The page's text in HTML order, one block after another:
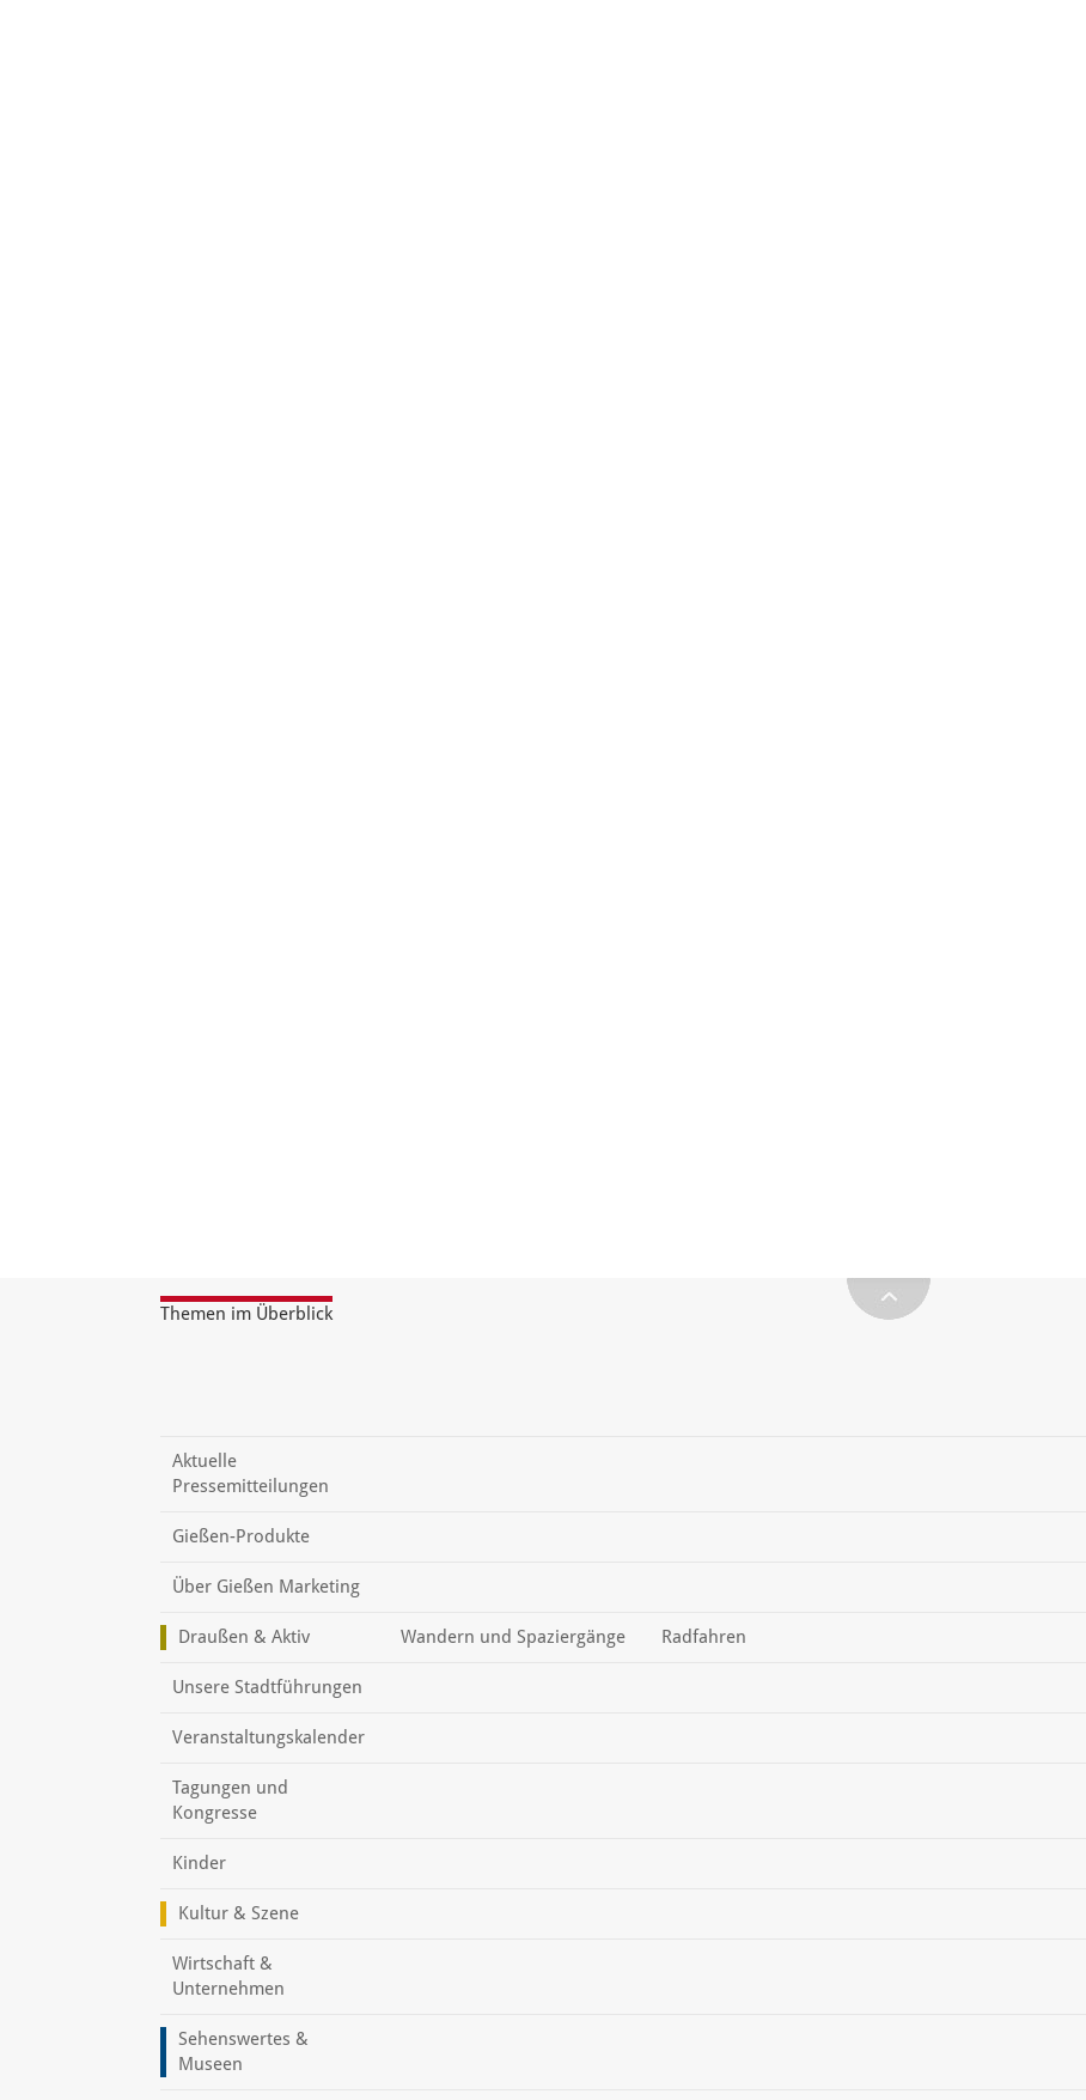
Themen im Überblick
Aktuelle
Pressemitteilungen
Gießen-Produkte
Über Gießen Marketing
Draußen & Aktiv Wandern und Spaziergänge Radfahren
Unsere Stadtführungen
Veranstaltungskalender
Tagungen und
Kongresse
Kinder
Kultur & Szene
Wirtschaft &
Unternehmen
Sehenswertes &
Museen